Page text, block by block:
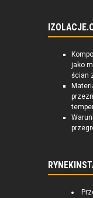
jako
ścian